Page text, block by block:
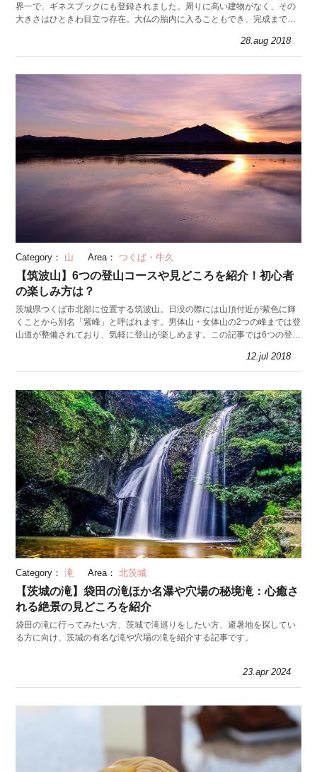
界一で、ギネスブックにも登録されました。周りに高い建物がなく、その
大きさはひときわ目立つ存在。大仏の胎内に入ることもでき、完成までの
28.aug 2018
Category： 山 Area： つくば・牛久
【筑波山】6つの登山コースや見どころを紹介！初心者
の楽しみ方は？
茨城県つくば市北部に位置する筑波山。日没の際には山頂付近が紫色に輝
くことから別名「紫峰」と呼ばれます。男体山・女体山の2つの峰までは登
山道が整備されており、気軽に登山が楽しめます。この記事では6つの登山
12.jul 2018
Category： 滝 Area： 北茨城
【茨城の滝】袋田の滝ほか名瀑や穴場の秘境滝：心癒さ
れる絶景の見どころを紹介
袋田の滝に行ってみたい方、茨城で滝巡りをしたい方、避暑地を探してい
る方に向け、茨城の有名な滝や穴場の滝を紹介する記事です。
23.apr 2024